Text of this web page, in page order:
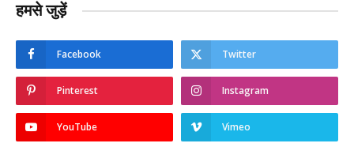
हमसे जुड़ें
Facebook Twitter
Pinterest Instagram
YouTube Vimeo